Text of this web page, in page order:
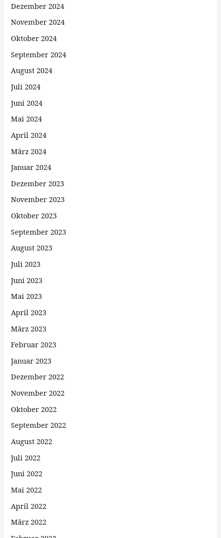
Dezember 2024
November 2024
Oktober 2024
September 2024
August 2024
Juli 2024
Juni 2024
Mai 2024
April 2024
März 2024
Januar 2024
Dezember 2023
November 2023
Oktober 2023
September 2023
August 2023
Juli 2023
Juni 2023
Mai 2023
April 2023
März 2023
Februar 2023
Januar 2023
Dezember 2022
November 2022
Oktober 2022
September 2022
August 2022
Juli 2022
Juni 2022
Mai 2022
April 2022
März 2022